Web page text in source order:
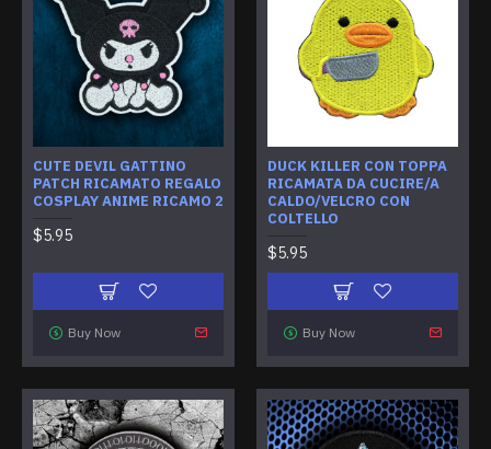
CUTE DEVIL GATTINO
PATCH RICAMATO REGALO
COSPLAY ANIME RICAMO 2
$5.95
Buy Now
DUCK KILLER CON TOPPA
RICAMATA DA CUCIRE/A
CALDO/VELCRO CON
COLTELLO
$5.95
Buy Now